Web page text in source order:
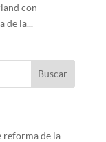
con
de la...
reforma de la